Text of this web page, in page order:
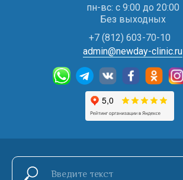
+7 (812) 603-70-10
пн-вс: с 9:00 до 20:00
Без выходных
admin@newday-clinic.ru